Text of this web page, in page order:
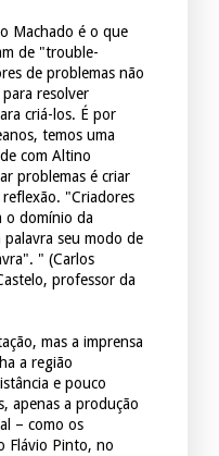
Machado é o que
de "trouble-
de problemas não
resolver
criá-los. É por
temos uma
com Altino
problemas é criar
"Criadores
o domínio da
seu modo de
" (Carlos
professor da
mas a imprensa
a região
e pouco
apenas a produção
– como os
Flávio Pinto, no